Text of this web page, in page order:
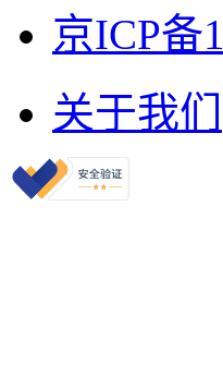
京ICP备
关于我们